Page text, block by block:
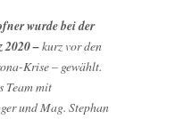
wurde bei der
2020 –kurz vor den
Krise – gewählt.
Team mit
und Mag. Stephan